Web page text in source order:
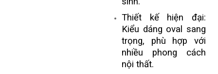
Thiết kế hiện đại:
Kiểu dáng oval sang
trọng, phù hợp với
nhiều phong cách
nội thất.